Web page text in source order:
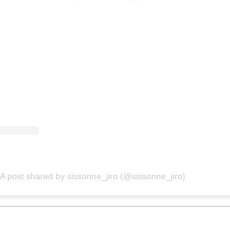
A post shared by sissonne_jiro (@sissonne_jiro)